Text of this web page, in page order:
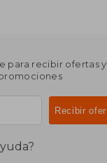
para recibir ofertas y